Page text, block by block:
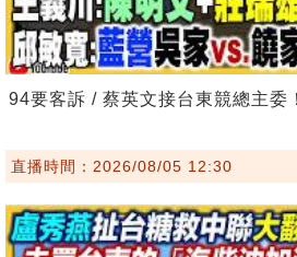
94要客訴 / 蔡英文接台東競總主委
直播時間：2026/08/05 12:30